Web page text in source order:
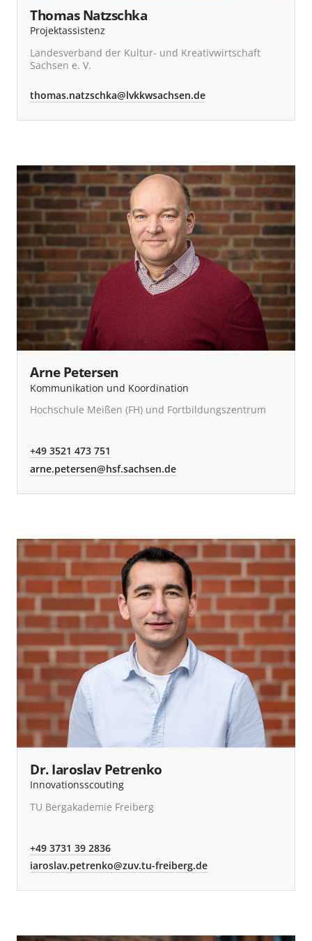
Thomas Natzschka
Projektassistenz
Landesverband der Kultur- und Kreativwirtschaft
Sachsen e. V.
thomas.natzschka@lvkkwsachsen.de
Arne Petersen
Kommunikation und Koordination
Hochschule Meißen (FH) und Fortbildungszentrum
+49 3521 473 751
arne.petersen@hsf.sachsen.de
Dr. Iaroslav Petrenko
Innovationsscouting
TU Bergakademie Freiberg
+49 3731 39 2836
iaroslav.petrenko@zuv.tu-freiberg.de